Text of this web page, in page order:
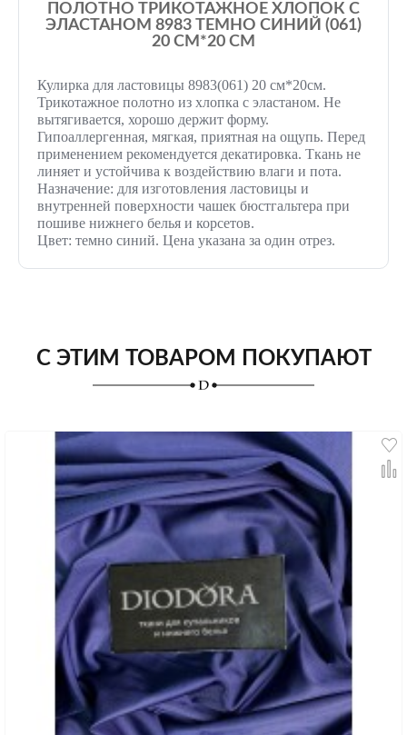
ПОЛОТНО ТРИКОТАЖНОЕ ХЛОПОК С
ЭЛАСТАНОМ 8983 ТЕМНО СИНИЙ (061)
20 СМ*20 СМ
Кулирка для ластовицы 8983(061) 20 см*20см.
Трикотажное полотно из хлопка с эластаном. Не
вытягивается, хорошо держит форму.
Гипоаллергенная, мягкая, приятная на ощупь. Перед
применением рекомендуется декатировка. Ткань не
линяет и устойчива к воздействию влаги и пота.
Назначение: для изготовления ластовицы и
внутренней поверхности чашек бюстгальтера при
пошиве нижнего белья и корсетов.
Цвет: темно синий. Цена указана за один отрез.
С ЭТИМ ТОВАРОМ ПОКУПАЮТ